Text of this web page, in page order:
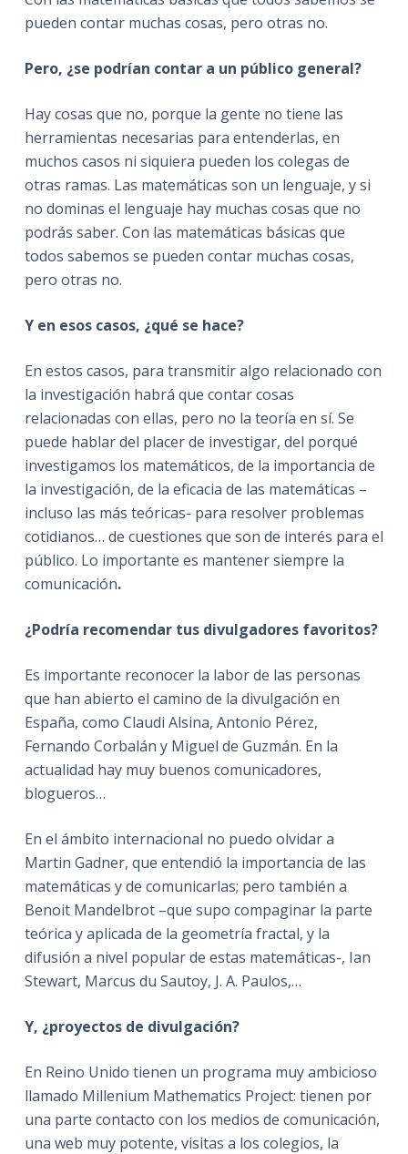
pueden contar muchas cosas, pero otras no.
Pero, ¿se podrían contar a un público general?
Hay cosas que no, porque la gente no tiene las
herramientas necesarias para entenderlas, en
muchos casos ni siquiera pueden los colegas de
otras ramas. Las matemáticas son un lenguaje, y si
no dominas el lenguaje hay muchas cosas que no
podrás saber. Con las matemáticas básicas que
todos sabemos se pueden contar muchas cosas,
pero otras no.
Y en esos casos, ¿qué se hace?
En estos casos, para transmitir algo relacionado con
la investigación habrá que contar cosas
relacionadas con ellas, pero no la teoría en sí. Se
puede hablar del placer de investigar, del porqué
investigamos los matemáticos, de la importancia de
la investigación, de la eficacia de las matemáticas –
incluso las más teóricas- para resolver problemas
cotidianos… de cuestiones que son de interés para el
público. Lo importante es mantener siempre la
comunicación.
¿Podría recomendar tus divulgadores favoritos?
Es importante reconocer la labor de las personas
que han abierto el camino de la divulgación en
España, como Claudi Alsina, Antonio Pérez,
Fernando Corbalán y Miguel de Guzmán. En la
actualidad hay muy buenos comunicadores,
blogueros…
En el ámbito internacional no puedo olvidar a
Martin Gadner, que entendió la importancia de las
matemáticas y de comunicarlas; pero también a
Benoit Mandelbrot –que supo compaginar la parte
teórica y aplicada de la geometría fractal, y la
difusión a nivel popular de estas matemáticas-, Ian
Stewart, Marcus du Sautoy, J. A. Paulos,…
Y, ¿proyectos de divulgación?
En Reino Unido tienen un programa muy ambicioso
llamado Millenium Mathematics Project: tienen por
una parte contacto con los medios de comunicación,
una web muy potente, visitas a los colegios, la